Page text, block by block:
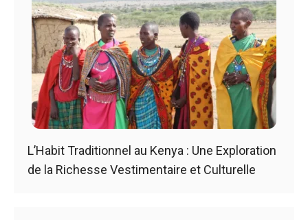
L’Habit Traditionnel au Kenya : Une Exploration
de la Richesse Vestimentaire et Culturelle